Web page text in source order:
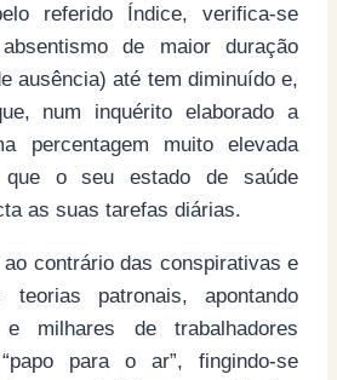
referido Índice, verifica-se
de maior duração
ausência) até tem diminuído e,
num inquérito elaborado a
percentagem muito elevada
que o seu estado de saúde
as suas tarefas diárias.
contrário das conspirativas e
teorias patronais, apontando
milhares de trabalhadores
para o ar”, fingindo-se